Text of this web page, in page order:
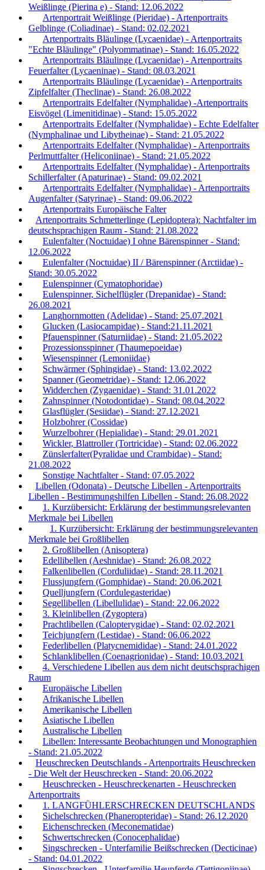
Weißlinge (Pierina e) - Stand: 12.06.2022
Artenportrait Weißlinge (Pieridae) - Artenportraits
Gelblinge (Coliadinae) - Stand: 02.02.2021
Artenportraits Bläulinge (Lycaenidae) - Artenportraits
"Echte Bläulinge" (Polyommatinae) - Stand: 16.05.2022
Artenportraits Bläulinge (Lycaenidae) - Artenportraits
Feuerfalter (Lycaeninae) - Stand: 08.03.2021
Artenportraits Bläulinge (Lycaenidae) - Artenportraits
Zipfelfalter (Theclinae) - Stand: 26.08.2022
Artenportraits Edelfalter (Nymphalidae) -Artenportraits
Eisvögel (Limenitidinae) - Stand: 15.05.2022
Artenportraits Edelfalter (Nymphalidae) - Echte Edelfalter
(Nymphalinae und Libytheinae) - Stand: 21.05.2022
Artenportraits Edelfalter (Nymphalidae) - Artenportraits
Perlmuttfalter (Heliconiinae) - Stand: 21.05.2022
Artenportraits Edelfalter (Nymphalidae) - Artenportraits
Schillerfalter (Apaturinae) - Stand: 09.02.2021
Artenportraits Edelfalter (Nymphalidae) - Artenportraits
Augenfalter (Satyrinae) - Stand: 09.06.2022
Artenportraits Europäische Falter
Artenportraits Schmetterlinge (Lepidoptera): Nachtfalter im
deutschsprachigen Raum - Stand: 21.08.2022
Eulenfalter (Noctuidae) I ohne Bärenspinner - Stand:
12.06.2022
Eulenfalter (Noctuidae) II / Bärenspinner (Arctiidae) -
Stand: 30.05.2022
Eulenspinner (Cymatophoridae)
Eulenspinner, Sichelflügler (Drepanidae) - Stand:
26.08.2021
Langhornmotten (Adelidae) - Stand: 25.07.2021
Glucken (Lasiocampidae) - Stand:21.11.2021
Pfauenspinner (Saturniidae) - Stand: 21.05.2022
Prozessionsspinner (Thaumepoeidae)
Wiesenspinner (Lemoniidae)
Schwärmer (Sphingidae) - Stand: 13.02.2022
Spanner (Geometridae) - Stand: 12.06.2022
Widderchen (Zygaenidae) - Stand: 31.01.2022
Zahnspinner (Notodontidae) - Stand: 08.04.2022
Glasflügler (Sesiidae) - Stand: 27.12.2021
Holzbohrer (Cossidae)
Wurzelbohrer (Hepialidae) - Stand: 29.01.2021
Wickler, Blattroller (Tortricidae) - Stand: 02.06.2022
Zünslerfalter(Pyralidae und Crambidae) - Stand:
21.08.2022
Sonstige Nachtfalter - Stand: 07.05.2022
Libellen (Odonata) - Deutsche Libellen - Artenportraits
Libellen - Bestimmungshilfen Libellen - Stand: 26.08.2022
1. Kurzübersicht: Erklärung der bestimmungsrelevanten
Merkmale bei Libellen
1. Kurzübersicht: Erklärung der bestimmungsrelevanten
Merkmale bei Großlibellen
2. Großlibellen (Anisoptera)
Edellibellen (Aeshnidae) - Stand: 26.08.2022
Falkenlibellen (Corduliidae) - Stand: 28.11.2021
Flussjungfern (Gomphidae) - Stand: 20.06.2021
Quelljungfern (Cordulegasteridae)
Segellibellen (Libellulidae) - Stand: 22.06.2022
3. Kleinlibellen (Zygoptera)
Prachtlibellen (Calopterygidae) - Stand: 02.02.2021
Teichjungfern (Lestidae) - Stand: 06.06.2022
Federlibellen (Platycnemididae) - Stand: 24.01.2022
Schlanklibellen (Coenagrionidae) - Stand: 10.03.2021
4. Verschiedene Libellen aus dem nicht deutschsprachigen
Raum
Europäische Libellen
Afrikanische Libellen
Amerikanische Libellen
Asiatische Libellen
Australische Libellen
Libellen: Interessante Beobachtungen und Monographien
- Stand: 21.05.2022
Heuschrecken Deutschlands - Artenportraits Heuschrecken
- Die Welt der Heuschrecken - Stand: 20.06.2022
Heuschrecken - Heuschreckenarten - Heuschrecken
Artenportraits
1. LANGFÜHLERSCHRECKEN DEUTSCHLANDS
Sichelschrecken (Phaneropteridae) - Stand: 26.12.2020
Eichenschrecken (Meconematidae)
Schwertschrecken (Conocephalidae)
Singschrecken - Unterfamilie Beißschrecken (Decticinae)
- Stand: 04.01.2022